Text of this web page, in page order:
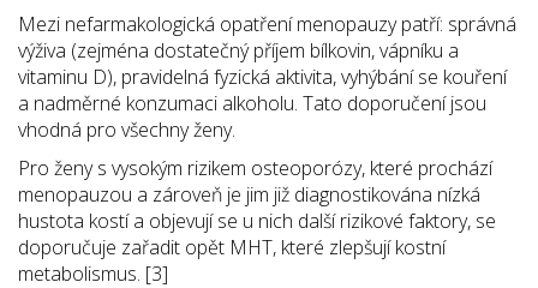
Mezi nefarmakologická opatření menopauzy patří: správná
výživa (zejména dostatečný příjem bílkovin, vápníku a
vitaminu D), pravidelná fyzická aktivita, vyhýbání se kouření
a nadměrné konzumaci alkoholu. Tato doporučení jsou
vhodná pro všechny ženy.
Pro ženy s vysokým rizikem osteoporózy, které prochází
menopauzou a zároveň je jim již diagnostikována nízká
hustota kostí a objevují se u nich další rizikové faktory, se
doporučuje zařadit opět MHT, které zlepšují kostní
metabolismus. [3]